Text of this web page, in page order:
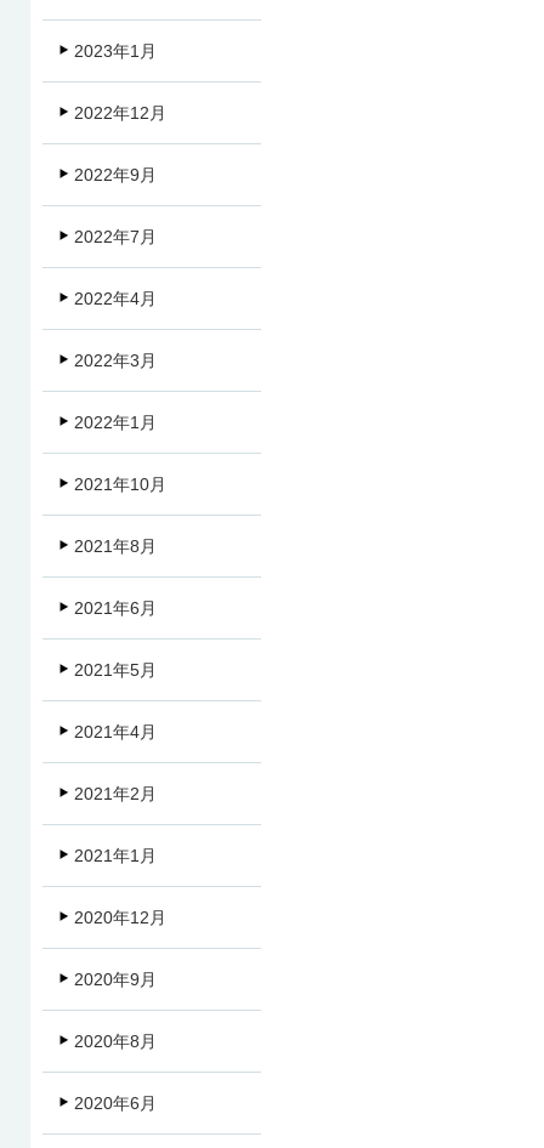
2023年1月
2022年12月
2022年9月
2022年7月
2022年4月
2022年3月
2022年1月
2021年10月
2021年8月
2021年6月
2021年5月
2021年4月
2021年2月
2021年1月
2020年12月
2020年9月
2020年8月
2020年6月